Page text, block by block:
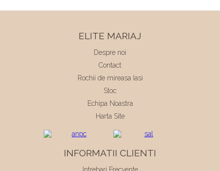
ELITE MARIAJ
Despre noi
Contact
Rochii de mireasa Iasi
Stoc
Echipa Noastra
Harta Site
INFORMATII CLIENTI
Intrebari Frecvente